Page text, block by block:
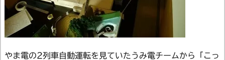
やま電の2列車自動運転を見ていたうみ電チームから「こっ